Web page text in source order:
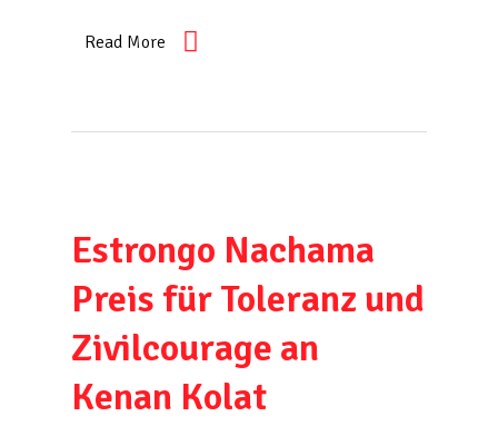
Read More
Estrongo Nachama
Preis für Toleranz und
Zivilcourage an
Kenan Kolat